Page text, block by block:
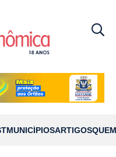
MUNICÍPIOSARTIGOS